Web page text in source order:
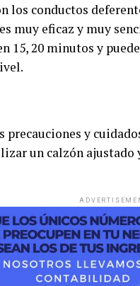
los conductos
muy eficaz y muy
15, 20 minutos y
y
un calzón ajustado